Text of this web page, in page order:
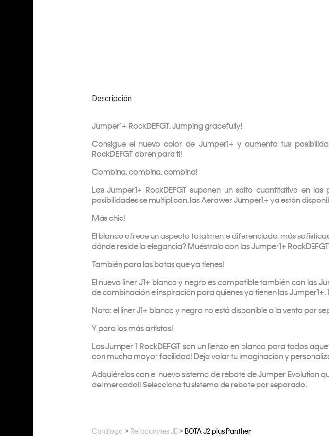
Descripción
Jumper1+ RockDEFGT. Jumping gracefully!
Consigue el nuevo color de Jumper1+ y aumenta tus
RockDEFGT abren para ti!
Combina, combina, combina!
Las Jumper1+ RockDEFGT suponen un salto cuantitativo en
posibilidades se multiplican, las Aerower Jumper1+ ya están
Más chic!
El blanco ofrece un aspecto totalmente diferenciado, más
dónde reside la elegancia? Muéstralo con las Jumper1+
También para las botas que ya tienes!
El nuevo liner J1+ blanco y negro es compatible también con las
de combinación e inspiración para quienes ya tienen las
Nota: el liner J1+ blanco y negro no está disponible a la venta por
Y para los más artistas!
Las Jumper 1 RockDEFGT son un lienzo en blanco para todos
con mucha mayor facilidad! Deja volar tu imaginación y
Adquiérelas con el nuevo sistema de rebote de Jumper
del mercado!! Selecciona tu sistema de rebote por separado.
Catálogo > Refacciones JE> BOTA J2 plus Panther